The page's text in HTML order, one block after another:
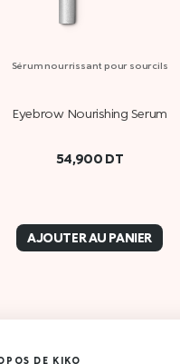
Sérum nourrissant pour sourcils
Eyebrow Nourishing Serum
54,900 DT
AJOUTER AU PANIER
DE KIKO